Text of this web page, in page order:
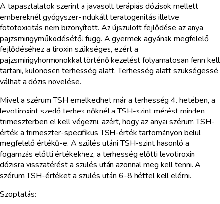
A tapasztalatok szerint a javasolt terápiás dózisok mellett
embereknél gyógyszer-indukált teratogenitás illetve
fötotoxicitás nem bizonyított. Az újszülött fejlődése az anya
pajzsmirigyműködésétől függ. A gyermek agyának megfelelő
fejlődéséhez a tiroxin szükséges, ezért a
pajzsmirigyhormonokkal történő kezelést folyamatosan fenn kell
tartani, különösen terhesség alatt. Terhesség alatt szükségessé
válhat a dózis növelése.
Mivel a szérum TSH emelkedhet már a terhesség 4. hetében, a
levotiroxint szedő terhes nőknél a TSH-szint mérést minden
trimeszterben el kell végezni, azért, hogy az anyai szérum TSH-
érték a trimeszter-specifikus TSH-érték tartományon belül
megfelelő értékű-e. A szülés utáni TSH-szint hasonló a
fogamzás előtti értékekhez, a terhesség előtti levotiroxin
dózisra visszatérést a szülés után azonnal meg kell tenni. A
szérum TSH-értéket a szülés után 6-8 héttel kell elérni.
Szoptatás: